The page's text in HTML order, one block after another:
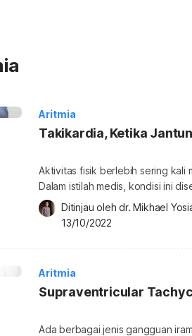
Aritmia
Takikardia, Ketika
Aktivitas fisik berlebih sering kali
Dalam istilah medis, kondisi ini disebut
respons tubuh yang normal,
karena menghambat aliran
jantung yang ditandai dengan
Ditinjau oleh dr. Mikhael
13/10/2022
Aritmia
Supraventricular
Ada berbagai jenis gangguan